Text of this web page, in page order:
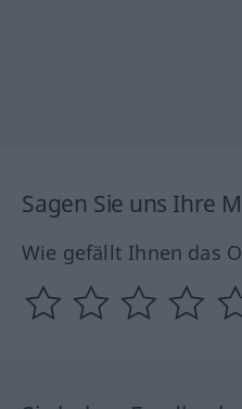
Sagen Sie uns Ihre
Wie gefällt Ihnen das